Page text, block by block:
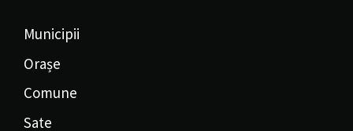
Municipii
Orașe
Comune
Sate